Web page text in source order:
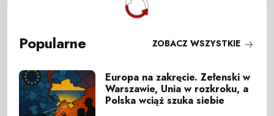
Popularne ZOBACZ WSZYSTKIE
Europa na zakręcie. Zełenski w
Warszawie, Unia w rozkroku, a
Polska wciąż szuka siebie